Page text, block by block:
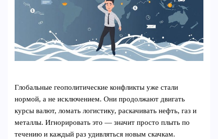
Глобальные геополитические конфликты уже стали
нормой, а не исключением. Они продолжают двигать
курсы валют, ломать логистику, раскачивать нефть, газ и
металлы. Игнорировать это — значит просто плыть по
течению и каждый раз удивляться новым скачкам.